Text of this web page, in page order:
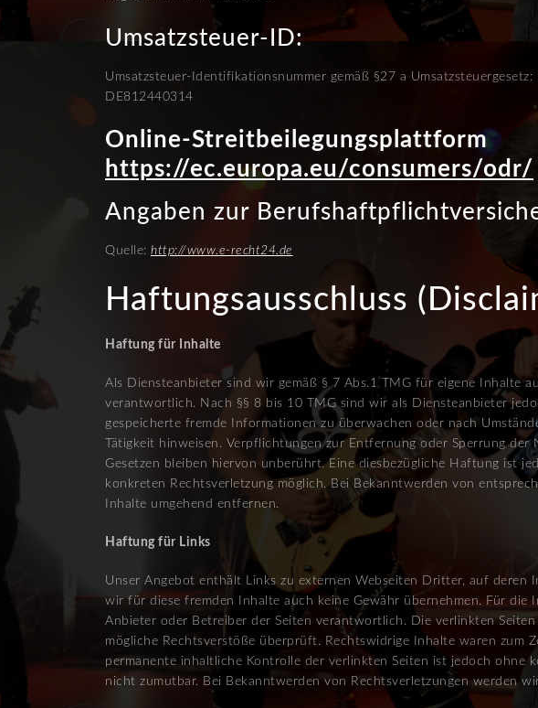
Umsatzsteuer-ID:
Umsatzsteuer-Identifikationsnummer gemäß §27 a Umsatzsteuergesetz:
DE812440314
Online-Streitbeilegungsplattform
https://ec.europa.eu/consumers/odr/
Angaben zur
Quelle: http://www.e-recht24.de
Haftungsausschluss
Haftung für Inhalte
Als Diensteanbieter sind wir gemäß § 7 Abs.1 TMG für eigene Inhalte
verantwortlich. Nach §§ 8 bis 10 TMG sind wir als Diensteanbieter
gespeicherte fremde Informationen zu überwachen oder nach
Tätigkeit hinweisen. Verpflichtungen zur Entfernung oder Sperrung
Gesetzen bleiben hiervon unberührt. Eine diesbezügliche Haftung ist
konkreten Rechtsverletzung möglich. Bei Bekanntwerden von
Inhalte umgehend entfernen.
Haftung für Links
Unser Angebot enthält Links zu externen Webseiten Dritter, auf deren
wir für diese fremden Inhalte auch keine Gewähr übernehmen. Für die
Anbieter oder Betreiber der Seiten verantwortlich. Die verlinkten
mögliche Rechtsverstöße überprüft. Rechtswidrige Inhalte waren zum
permanente inhaltliche Kontrolle der verlinkten Seiten ist jedoch ohne
nicht zumutbar. Bei Bekanntwerden von Rechtsverletzungen werden